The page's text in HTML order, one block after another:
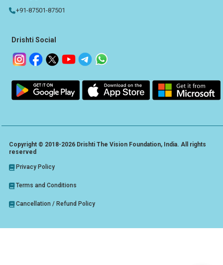
+91-87501-87501
Drishti Social
Copyright © 2018-2026 Drishti The Vision Foundation, India. All rights
reserved
Privacy Policy
Terms and Conditions
Cancellation / Refund Policy